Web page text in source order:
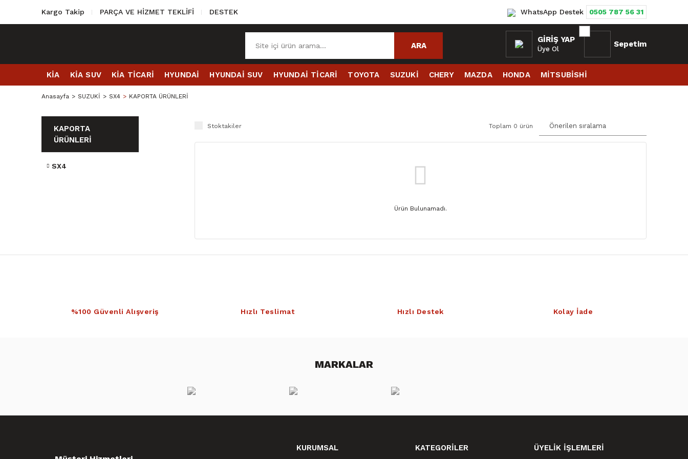
Kargo Takip PARÇA VE HİZMET TEKLİFİ DESTEK WhatsApp Destek 0505 787 56 31
ARA
GIRIŞ YAP
Üye Ol
Sepetim
KİA KİA SUV KİA TİCARİ HYUNDAİ HYUNDAİ SUV HYUNDAİ TİCARİ TOYOTA SUZUKİ CHERY MAZDA HONDA MİTSUBİSHİ
Anasayfa SUZUKİ SX4 KAPORTA ÜRÜNLERİ
KAPORTA
ÜRÜNLERİ
SX4
Stoktakiler Toplam 0 ürün
Ürün Bulunamadı.
%100 Güvenli Alışveriş Hızlı Teslimat Hızlı Destek Kolay İade
MARKALAR
KURUMSAL KATEGORİLER ÜYELİK İŞLEMLERİ